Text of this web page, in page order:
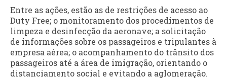
Entre as ações, estão as de restrições de acesso ao
Duty Free; o monitoramento dos procedimentos de
limpeza e desinfecção da aeronave; a solicitação
de informações sobre os passageiros e tripulantes à
empresa aérea; o acompanhamento do trânsito dos
passageiros até a área de imigração, orientando o
distanciamento social e evitando a aglomeração.